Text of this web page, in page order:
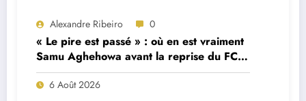
Alexandre Ribeiro 0
« Le pire est passé » : où en est vraiment
Samu Aghehowa avant la reprise du FC
Porto ?
6 Août 2026